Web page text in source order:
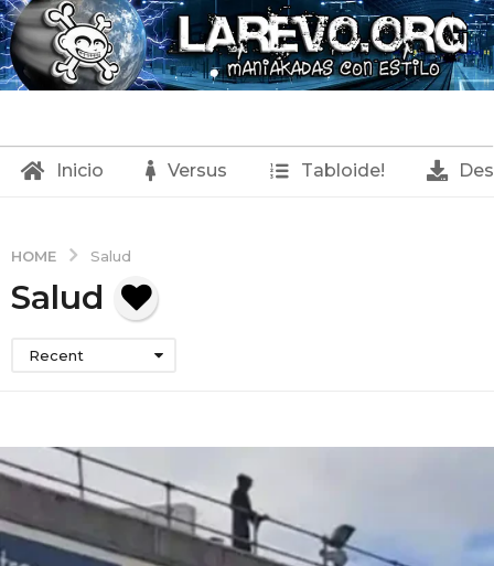
Inicio Versus Tabloide!
HOME Salud
Salud
Recent